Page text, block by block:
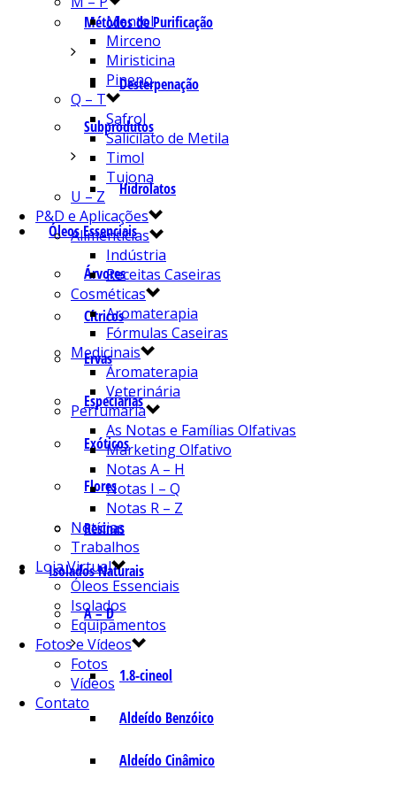
Métodos de Purificação
Desterpenação
Subprodutos
Hidrolatos
Óleos Essenciais
Árvores
Cítricos
Ervas
Especiarias
Exóticos
Flores
Resinas
Isolados Naturais
A – D
1.8-cineol
Aldeído Benzóico
Aldeído Cinâmico
Mentol
Mirceno
Miristicina
Pineno
Q – T
Safrol
Salicilato de Metila
Timol
Tujona
U – Z
P&D e Aplicações
Alimentícias
Indústria
Receitas Caseiras
Cosméticas
Aromaterapia
Fórmulas Caseiras
Medicinais
Aromaterapia
Veterinária
Perfumaria
As Notas e Famílias Olfativas
Marketing Olfativo
Notas A – H
Notas I – Q
Notas R – Z
Notícias
Trabalhos
Loja Virtual
Óleos Essenciais
Isolados
Equipamentos
Fotos e Vídeos
Fotos
Vídeos
Contato